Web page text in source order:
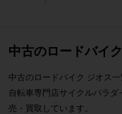
中古のロードバイ
中古のロードバイク ジオス一
自転車専門店サイクルパラ
売・買取しています。